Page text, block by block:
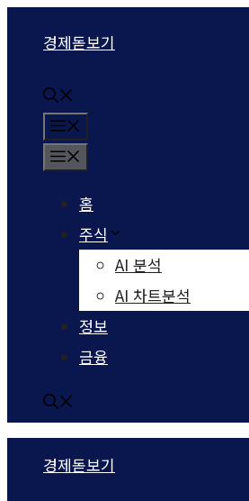
건너뛰기경제돋보기
홈
주식
AI 분석
AI 차트분석
정보
금융
경제돋보기